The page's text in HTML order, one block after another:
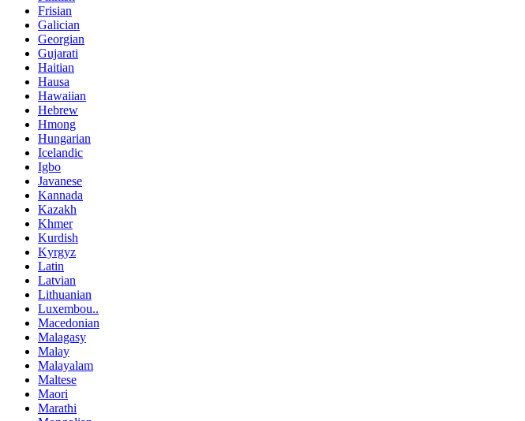
Frisian
Galician
Georgian
Gujarati
Haitian
Hausa
Hawaiian
Hebrew
Hmong
Hungarian
Icelandic
Igbo
Javanese
Kannada
Kazakh
Khmer
Kurdish
Kyrgyz
Latin
Latvian
Lithuanian
Luxembou..
Macedonian
Malagasy
Malay
Malayalam
Maltese
Maori
Marathi